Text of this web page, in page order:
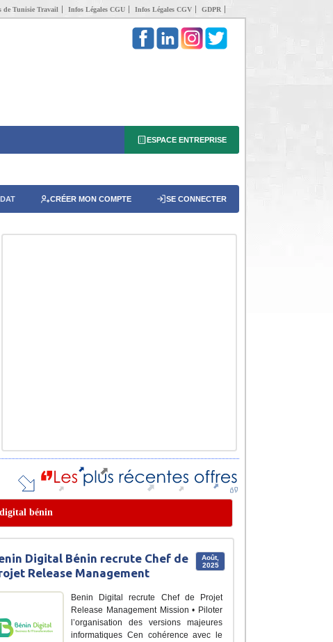
de Tunisie Travail Infos Légales CGU Infos Légales CGV GDPR
ESPACE ENTREPRISE
CRÉER MON COMPTE SE CONNECTER
digital bénin
Août,
2025
Digital Bénin recrute Chef de
Release Management
Benin Digital recrute Chef de Projet
Release Management Mission • Piloter
l’organisation des versions majeures
informatiques Cen cohérence avec le